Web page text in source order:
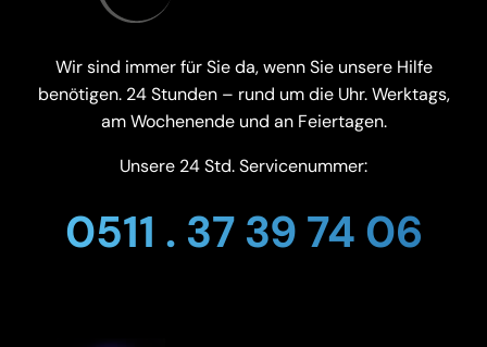
Wir sind immer für Sie da, wenn Sie unsere Hilfe
benötigen. 24 Stunden – rund um die Uhr. Werktags,
am Wochenende und an Feiertagen.
Unsere 24 Std. Servicenummer:
0511 . 37 39 74 06